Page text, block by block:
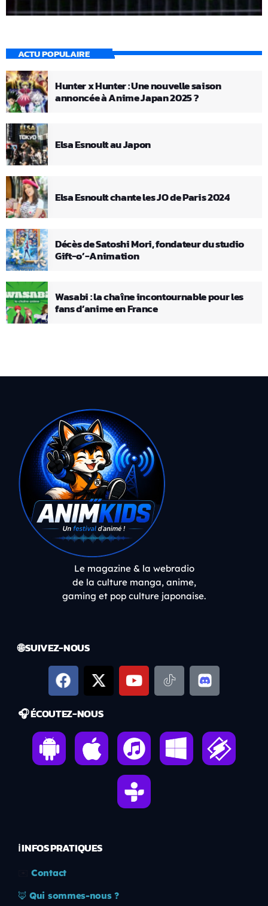
ACTU POPULAIRE
Hunter x Hunter : Une nouvelle saison
annoncée à Anime Japan 2025 ?
Elsa Esnoult au Japon
Elsa Esnoult chante les JO de Paris 2024
Décès de Satoshi Mori, fondateur du studio
Gift-o’-Animation
Wasabi : la chaîne incontournable pour les
fans d’anime en France
Le magazine & la webradio
de la culture manga, anime,
gaming et pop culture japonaise.
🌐 SUIVEZ-NOUS
🎧 ÉCOUTEZ-NOUS
ℹ️ INFOS PRATIQUES
Contact
🦊 Qui sommes-nous ?